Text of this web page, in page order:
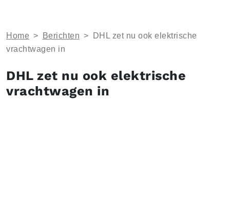
Home > Berichten >
DHL zet nu ook elektrische
vrachtwagen in
DHL zet nu ook elektrische
vrachtwagen in